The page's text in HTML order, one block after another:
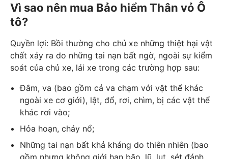
Vì sao nên mua Bảo hiểm Thân vỏ Ô
tô?
Quyền lợi: Bồi thường cho chủ xe những thiệt hại vật
chất xảy ra do những tai nạn bất ngờ, ngoài sự kiểm
soát của chủ xe, lái xe trong các trường hợp sau:
Đâm, va (bao gồm cả va chạm với vật thể khác
ngoài xe cơ giới), lật, đổ, rơi, chìm, bị các vật thể
khác rơi vào;
Hỏa hoạn, cháy nổ;
Những tai nạn bất khả kháng do thiên nhiên (bao
gồm nhưng không giới hạn bão, lũ, lụt, sét đánh,